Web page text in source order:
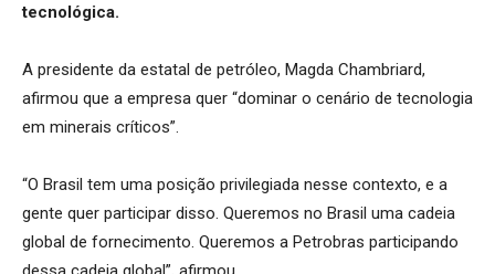
tecnológica.
A presidente da estatal de petróleo, Magda Chambriard,
afirmou que a empresa quer “dominar o cenário de tecnologia
em minerais críticos”.
“O Brasil tem uma posição privilegiada nesse contexto, e a
gente quer participar disso. Queremos no Brasil uma cadeia
global de fornecimento. Queremos a Petrobras participando